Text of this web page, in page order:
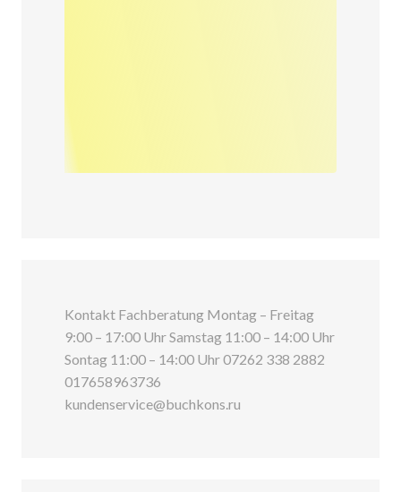
Kontakt Fachberatung Montag – Freitag
9:00 – 17:00 Uhr Samstag 11:00 – 14:00 Uhr
Sontag 11:00 – 14:00 Uhr 07262 338 2882
017658963736
kundenservice@buchkons.ru